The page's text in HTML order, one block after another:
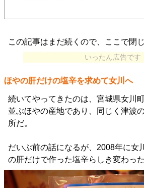
この記事はまだ続くので、ここで閉
いったん広告です
ほやの肝だけの塩辛を求めて女川へ
続いてやってきたのは、宮城県女川
並ぶほやの産地であり、同じく津波
所だ。
だいぶ前の話になるが、2008年に女
の肝だけで作った塩辛らしき変わっ